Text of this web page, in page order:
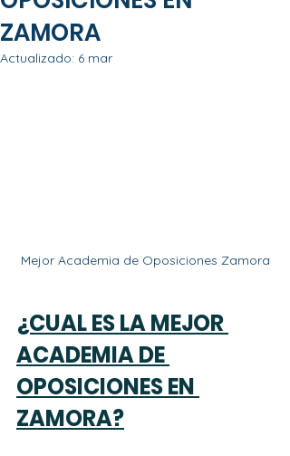
ZAMORA
Actualizado: 6 mar
Mejor Academia de Oposiciones Zamora
¿CUAL ES LA MEJOR
ACADEMIA DE
OPOSICIONES EN
ZAMORA?